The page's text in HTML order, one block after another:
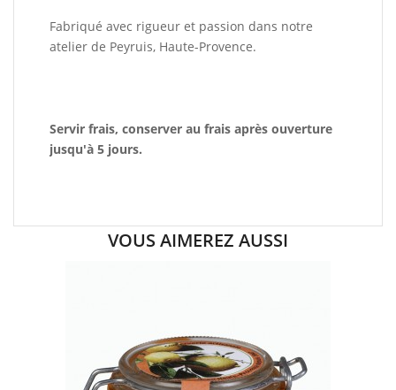
Fabriqué avec rigueur et passion dans notre
atelier de Peyruis, Haute-Provence.
Servir frais, conserver au frais après ouverture
jusqu'à 5 jours.
VOUS AIMEREZ AUSSI